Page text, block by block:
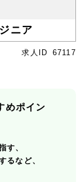
ニア
求人ID 67117
めポイン
す、
るなど、